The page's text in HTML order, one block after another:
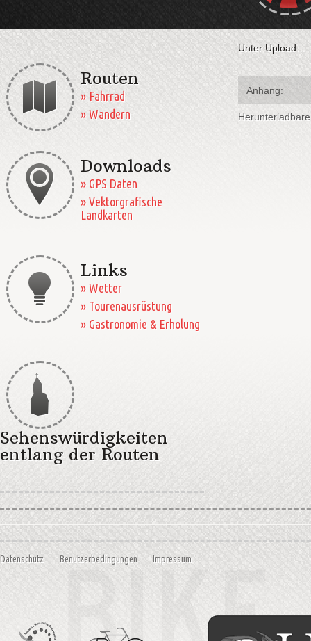
Routen
» Fahrrad
» Wandern
Downloads
» GPS Daten
» Vektorgrafische
Landkarten
Links
» Wetter
» Tourenausrüstung
» Gastronomie & Erholung
Sehenswürdigkeiten
entlang der Routen
Unter Upload...
Anhang:
Datenschutz Benutzerbedingungen Impressum